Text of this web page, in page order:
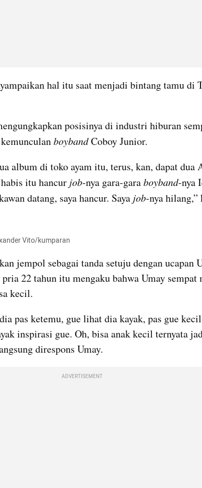
hal itu saat menjadi bintang tamu di
posisinya di industri hiburan
boyband Coboy Junior.
album di toko ayam itu, terus, kan, dapat dua
itu hancur job-nya gara-gara boyband-nya
datang, saya hancur. Saya job-nya hilang,”
Vito/kumparan
jempol sebagai tanda setuju dengan ucapan
22 tahun itu mengaku bahwa Umay sempat
kecil.
pas ketemu, gue lihat dia kayak, pas gue
inspirasi gue. Oh, bisa anak kecil ternyata
direspons Umay.
ADVERTISEMENT